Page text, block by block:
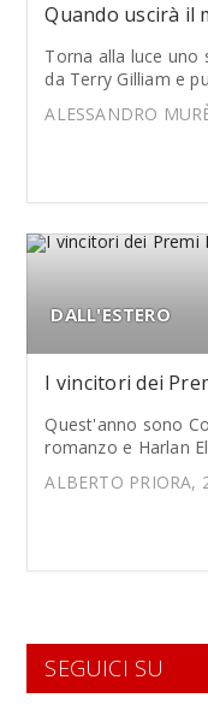
Quando uscirà il
Torna alla luce uno
da Terry Gilliam e
ALESSANDRO
DALL'ESTERO
I vincitori dei
Quest'anno sono
romanzo e Harlan
ALBERTO PRIORA,
SEGUICI SU